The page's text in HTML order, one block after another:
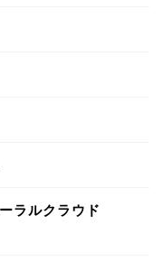
ラルクラウド